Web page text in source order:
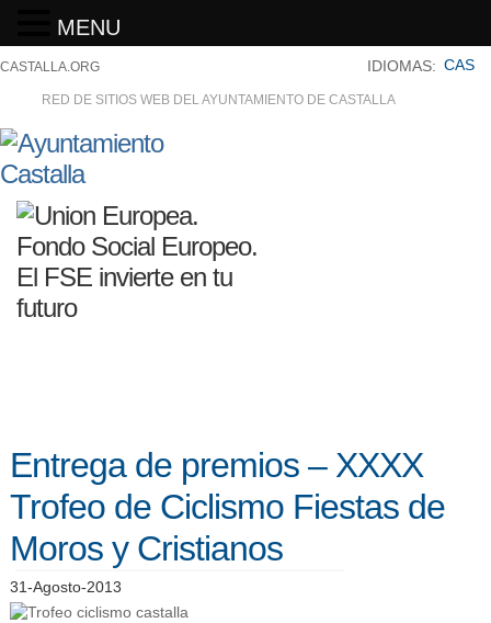
CASTALLA.ORG
RED DE SITIOS WEB DEL AYUNTAMIENTO DE CASTALLA
IDIOMAS: CAS
Entrega de premios – XXXX
Trofeo de Ciclismo Fiestas de
Moros y Cristianos
31-Agosto-2013
MENU